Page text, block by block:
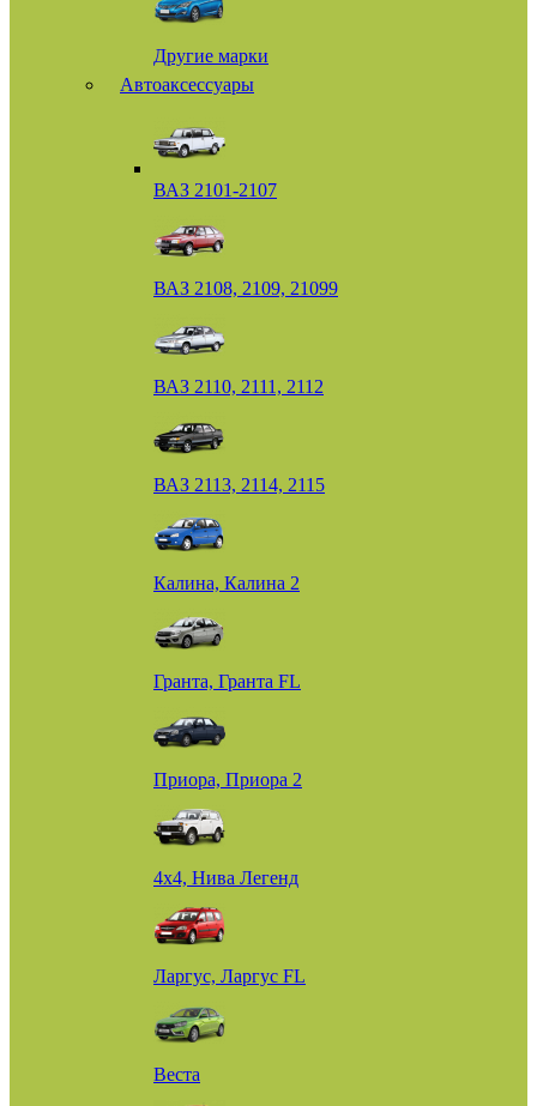
Другие марки
Автоаксессуары
ВАЗ 2101-2107
ВАЗ 2108, 2109, 21099
ВАЗ 2110, 2111, 2112
ВАЗ 2113, 2114, 2115
Калина, Калина 2
Гранта, Гранта FL
Приора, Приора 2
4х4, Нива Легенд
Ларгус, Ларгус FL
Веста